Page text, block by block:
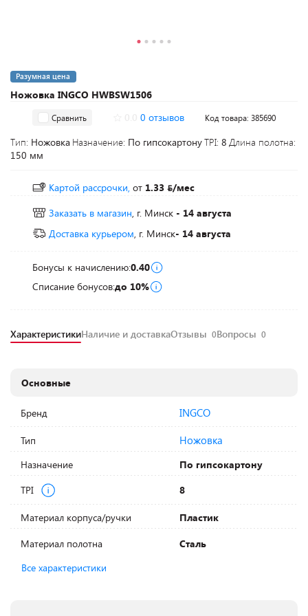
Ножовка INGCO HWBSW1506
Разумная цена
Сравнить 0 отзывов Код товара: 385690
Тип: Ножовка Назначение: По гипсокартонуTPI: 8 Длина полотна:
150 мм
Картой рассрочки, от 1.33
/мес
Заказать в магазин, г. Минск - 14 августа
Доставка курьером, г. Минск- 14 августа
Бонусы к начислению:0.40
Списание бонусов:до 10%
ХарактеристикиНаличие и доставкаОтзывы 0Вопросы 0
Основные
Бренд INGCO
Тип Ножовка
Назначение
По гипсокартону
TPI
8
Материал корпуса/ручки
Пластик
Материал полотна
Сталь
Все характеристики